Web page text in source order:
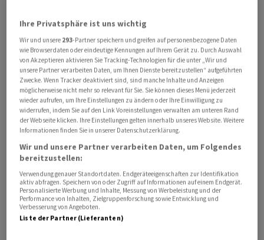
Parlament, der Bevölkerung und zivilgesellschaftlichen
Organisationen hin zu dem Bundesrat und der
Verwaltung, erkannte die Studie, die im Auftrag der
Stiftung vom Zentrum für Demokratie Aarau (ZDA)
erstellt wurde. Sie schlägt sieben flankierende
Massnahmen vor, um dem entgegenzuwirken.
Mehr Mitwirkung und Tranparenz
Damit das Parlament besser mitwirken kann, soll etwa
eine ständige parlamentarische Europakommission
geschaffen werden. Weiter soll die Möglichkeit einer
sogenannten Europamotion geschaffen werden, die den
Ihre Privatsphäre ist uns wichtig
Wir und unsere 293-Partner speichern und greifen auf personenbezogene Daten
wie Browserdaten oder eindeutige Kennungen auf Ihrem Gerät zu. Durch Auswahl
von Akzeptieren aktivieren Sie Tracking-Technologien für die unter „Wir und
unsere Partner verarbeiten Daten, um Ihnen Dienste bereitzustellen“ aufgeführten
Zwecke. Wenn Tracker deaktiviert sind, sind manche Inhalte und Anzeigen
möglicherweise nicht mehr so relevant für Sie. Sie können dieses Menü jederzeit
wieder aufrufen, um Ihre Einstellungen zu ändern oder Ihre Einwilligung zu
widerrufen, indem Sie auf den Link Voreinstellungen verwalten am unteren Rand
der Webseite klicken. Ihre Einstellungen gelten innerhalb unseres Website. Weitere
Informationen finden Sie in unserer Datenschutzerklärung.
Wir und unsere Partner verarbeiten Daten, um Folgendes
bereitzustellen:
Verwendung genauer Standortdaten. Endgeräteeigenschaften zur Identifikation
aktiv abfragen. Speichern von oder Zugriff auf Informationen auf einem Endgerät.
Personalisierte Werbung und Inhalte, Messung von Werbeleistung und der
Performance von Inhalten, Zielgruppenforschung sowie Entwicklung und
Verbesserung von Angeboten.
Liste der Partner (Lieferanten)